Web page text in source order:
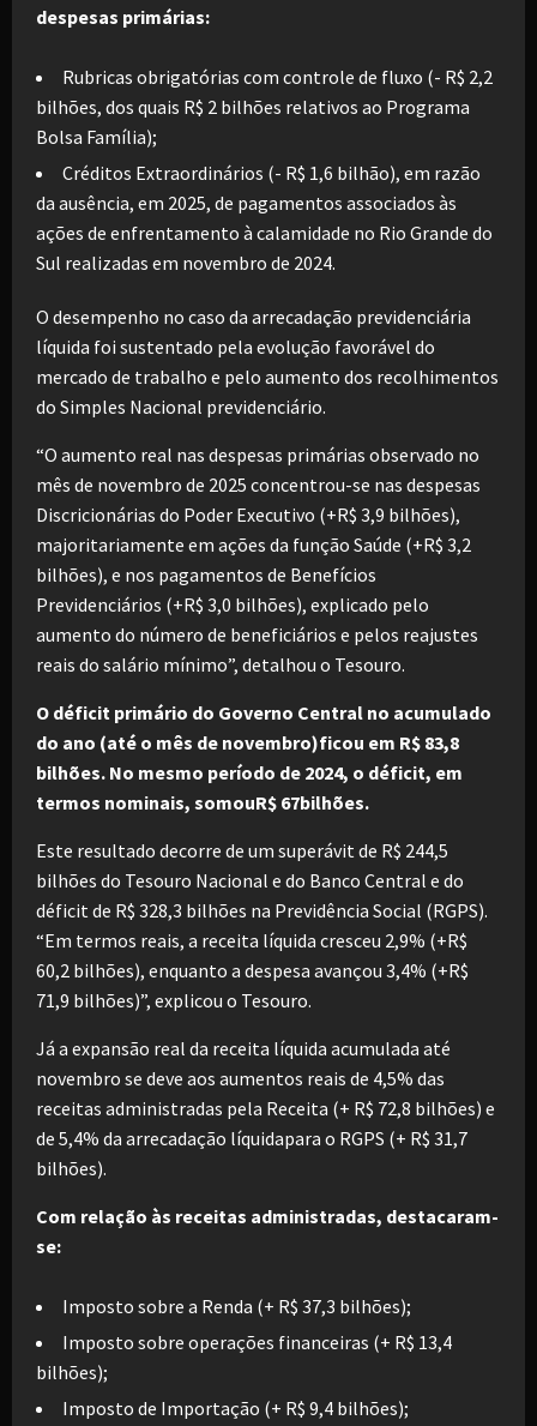
despesas primárias:
Rubricas obrigatórias com controle de fluxo (- R$ 2,2
bilhões, dos quais R$ 2 bilhões relativos ao Programa
Bolsa Família);
Créditos Extraordinários (- R$ 1,6 bilhão), em razão
da ausência, em 2025, de pagamentos associados às
ações de enfrentamento à calamidade no Rio Grande do
Sul realizadas em novembro de 2024.
O desempenho no caso da arrecadação previdenciária
líquida foi sustentado pela evolução favorável do
mercado de trabalho e pelo aumento dos recolhimentos
do Simples Nacional previdenciário.
“O aumento real nas despesas primárias observado no
mês de novembro de 2025 concentrou-se nas despesas
Discricionárias do Poder Executivo (+R$ 3,9 bilhões),
majoritariamente em ações da função Saúde (+R$ 3,2
bilhões), e nos pagamentos de Benefícios
Previdenciários (+R$ 3,0 bilhões), explicado pelo
aumento do número de beneficiários e pelos reajustes
reais do salário mínimo”, detalhou o Tesouro.
O déficit primário do Governo Central no acumulado
do ano (até o mês de novembro)ficou em R$ 83,8
bilhões. No mesmo período de 2024, o déficit, em
termos nominais, somouR$ 67bilhões.
Este resultado decorre de um superávit de R$ 244,5
bilhões do Tesouro Nacional e do Banco Central e do
déficit de R$ 328,3 bilhões na Previdência Social (RGPS).
“Em termos reais, a receita líquida cresceu 2,9% (+R$
60,2 bilhões), enquanto a despesa avançou 3,4% (+R$
71,9 bilhões)”, explicou o Tesouro.
Já a expansão real da receita líquida acumulada até
novembro se deve aos aumentos reais de 4,5% das
receitas administradas pela Receita (+ R$ 72,8 bilhões) e
de 5,4% da arrecadação líquidapara o RGPS (+ R$ 31,7
bilhões).
Com relação às receitas administradas, destacaram-
se:
Imposto sobre a Renda (+ R$ 37,3 bilhões);
Imposto sobre operações financeiras (+ R$ 13,4
bilhões);
Imposto de Importação (+ R$ 9,4 bilhões);